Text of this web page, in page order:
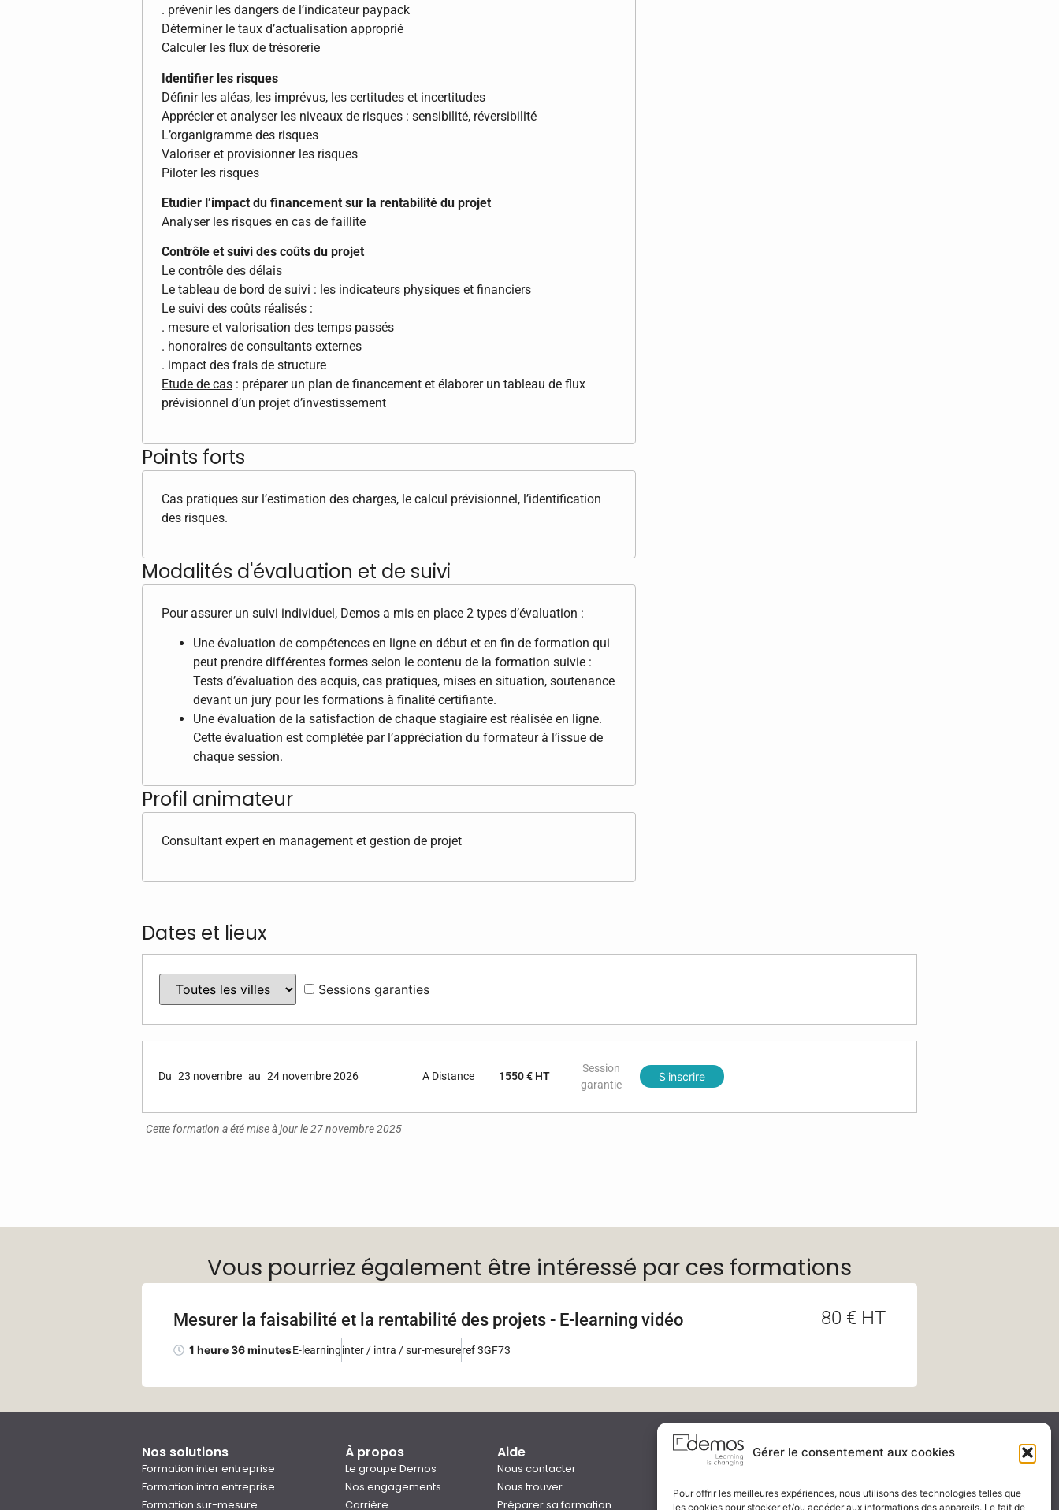
Gérer le consentement aux cookies
Pour offrir les meilleures expériences, nous utilisons des technologies telles que
les cookies pour stocker et/ou accéder aux informations des appareils. Le fait de
. prévenir les dangers de l’indicateur paypack
Déterminer le taux d’actualisation approprié
Calculer les flux de trésorerie
Identifier les risques
Définir les aléas, les imprévus, les certitudes et incertitudes
Apprécier et analyser les niveaux de risques : sensibilité, réversibilité
L’organigramme des risques
Valoriser et provisionner les risques
Piloter les risques
Etudier l’impact du financement sur la rentabilité du projet
Analyser les risques en cas de faillite
Contrôle et suivi des coûts du projet
Le contrôle des délais
Le tableau de bord de suivi : les indicateurs physiques et financiers
Le suivi des coûts réalisés :
. mesure et valorisation des temps passés
. honoraires de consultants externes
. impact des frais de structure
Etude de cas : préparer un plan de financement et élaborer un tableau de flux
prévisionnel d’un projet d’investissement
Points forts
Cas pratiques sur l’estimation des charges, le calcul prévisionnel, l’identification
des risques.
Modalités d'évaluation et de suivi
Pour assurer un suivi individuel, Demos a mis en place 2 types d’évaluation :
Une évaluation de compétences en ligne en début et en fin de formation qui
peut prendre différentes formes selon le contenu de la formation suivie :
Tests d’évaluation des acquis, cas pratiques, mises en situation, soutenance
devant un jury pour les formations à finalité certifiante.
Une évaluation de la satisfaction de chaque stagiaire est réalisée en ligne.
Cette évaluation est complétée par l’appréciation du formateur à l’issue de
chaque session.
Profil animateur
Consultant expert en management et gestion de projet
Dates et lieux
Sessions garanties
Du 23 novembre au 24 novembre 2026 A Distance 1550 € HT
Session
garantie
S'inscrire
Cette formation a été mise à jour le 27 novembre 2025
Vous pourriez également être intéressé par ces formations
Mesurer la faisabilité et la rentabilité des projets - E-learning vidéo 80 € HT
1 heure 36 minutesE-learninginter / intra / sur-mesureref 3GF73
Nos solutions
Formation inter entreprise
Formation intra entreprise
Formation sur-mesure
À propos
Le groupe Demos
Nos engagements
Carrière
Aide
Nous contacter
Nous trouver
Préparer sa formation
Qualité & certification